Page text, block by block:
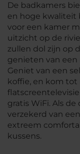
De badkamers
en hoge kwaliteit
voor een kamer
uitzicht op de
zullen dol zijn op
genieten van een
Geniet van een
koffie, en kom
gratis WiFi. Als
verzekerd van
extreem
kussens.